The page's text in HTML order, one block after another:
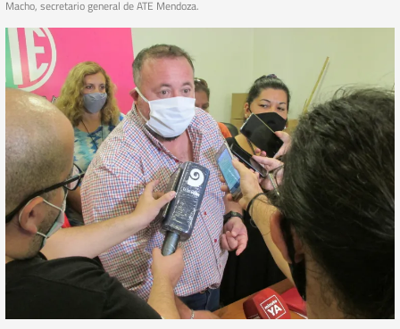
Macho, secretario general de ATE Mendoza.